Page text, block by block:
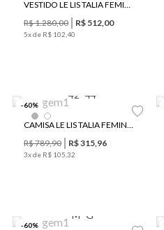
VESTIDO LE LIS TALIA FEMININO
R$1.280,00 R$ 512,00
5x de R$ 102 40
-60%
42 44
CAMISA LE LIS TALIA FEMININA
R$789,90 R$315,96
3x de R$ 105 32
-60%
M G